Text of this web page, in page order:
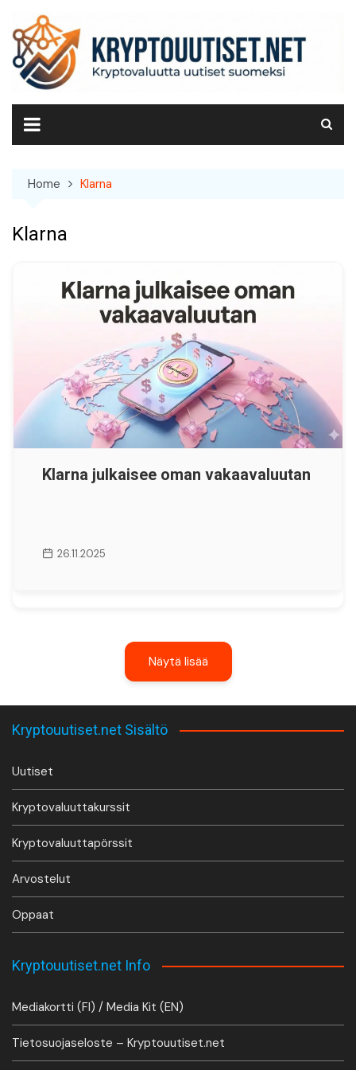
content
Home Klarna
Klarna
Klarna julkaisee oman vakaavaluutan
26.11.2025
Näytä lisää
Kryptouutiset.net Sisältö
Uutiset
Kryptovaluuttakurssit
Kryptovaluuttapörssit
Arvostelut
Oppaat
Kryptouutiset.net Info
Mediakortti (FI) / Media Kit (EN)
Tietosuojaseloste – Kryptouutiset.net